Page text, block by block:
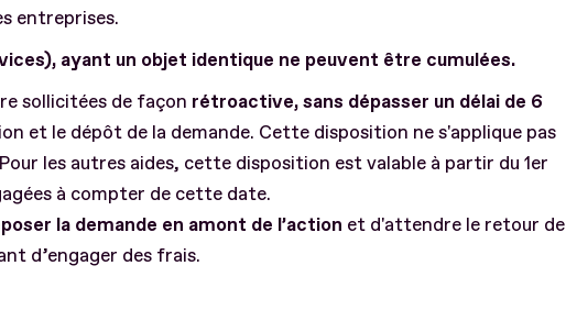
entreprises.
ayant un objet identique ne peuvent être cumulées.
sollicitées de façon rétroactive, sans dépasser un délai de 6
et le dépôt de la demande. Cette disposition ne s'applique pas
les autres aides, cette disposition est valable à partir du 1er
à compter de cette date.
la demande en amont de l’action et d'attendre le retour de
d’engager des frais.